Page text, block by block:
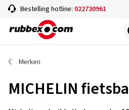
Bestelling hotline: 022730961
Merken
MICHELIN